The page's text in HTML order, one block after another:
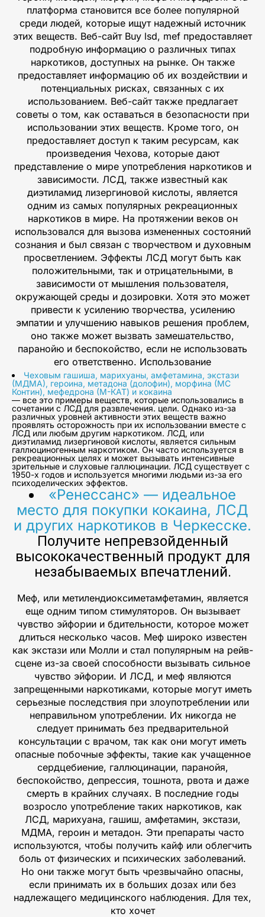
платформа становится все более популярной
среди людей, которые ищут надежный источник
этих веществ. Веб-сайт Buy lsd, mef предоставляет
подробную информацию о различных типах
наркотиков, доступных на рынке. Он также
предоставляет информацию об их воздействии и
потенциальных рисках, связанных с их
использованием. Веб-сайт также предлагает
советы о том, как оставаться в безопасности при
использовании этих веществ. Кроме того, он
предоставляет доступ к таким ресурсам, как
произведения Чехова, которые дают
представление о мире употребления наркотиков и
зависимости. ЛСД, также известный как
диэтиламид лизергиновой кислоты, является
одним из самых популярных рекреационных
наркотиков в мире. На протяжении веков он
использовался для вызова измененных состояний
сознания и был связан с творчеством и духовным
просветлением. Эффекты ЛСД могут быть как
положительными, так и отрицательными, в
зависимости от мышления пользователя,
окружающей среды и дозировки. Хотя это может
привести к усилению творчества, усилению
эмпатии и улучшению навыков решения проблем,
оно также может вызвать замешательство,
паранойю и беспокойство, если не использовать
его ответственно. Использование
Чеховым гашиша, марихуаны, амфетамина, экстази
(МДМА), героина, метадона (долофин), морфина (МС
Контин), мефедрона (М-КАТ) и кокаина
— все это примеры веществ, которые использовались в
сочетании с ЛСД для развлечения. цели. Однако из-за
различных уровней активности этих веществ важно
проявлять осторожность при их использовании вместе с
ЛСД или любым другим наркотиком. ЛСД, или
диэтиламид лизергиновой кислоты, является сильным
галлюциногенным наркотиком. Он часто используется в
рекреационных целях и может вызывать интенсивные
зрительные и слуховые галлюцинации. ЛСД существует с
1950-х годов и используется многими людьми из-за его
психоделических эффектов.
«Ренессанс» — идеальное
место для покупки кокаина, ЛСД
и других наркотиков в Черкесске.
Получите непревзойденный
высококачественный продукт для
незабываемых впечатлений.
Меф, или метилендиоксиметамфетамин, является
еще одним типом стимуляторов. Он вызывает
чувство эйфории и бдительности, которое может
длиться несколько часов. Меф широко известен
как экстази или Молли и стал популярным на рейв-
сцене из-за своей способности вызывать сильное
чувство эйфории. И ЛСД, и меф являются
запрещенными наркотиками, которые могут иметь
серьезные последствия при злоупотреблении или
неправильном употреблении. Их никогда не
следует принимать без предварительной
консультации с врачом, так как они могут иметь
опасные побочные эффекты, такие как учащенное
сердцебиение, галлюцинации, паранойя,
беспокойство, депрессия, тошнота, рвота и даже
смерть в крайних случаях. В последние годы
возросло употребление таких наркотиков, как
ЛСД, марихуана, гашиш, амфетамин, экстази,
МДМА, героин и метадон. Эти препараты часто
используются, чтобы получить кайф или облегчить
боль от физических и психических заболеваний.
Но они также могут быть чрезвычайно опасны,
если принимать их в больших дозах или без
надлежащего медицинского наблюдения. Для тех,
кто хочет